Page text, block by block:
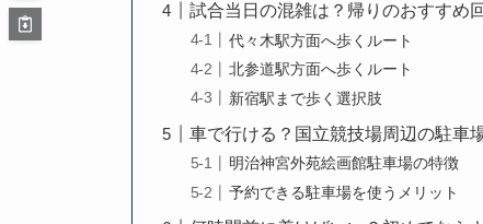
試合当日の混雑は？帰りのおすすめ
代々木駅方面へ歩くルート
北参道駅方面へ歩くルート
新宿駅まで歩く選択肢
車で行ける？国立競技場周辺の駐車
明治神宮外苑絵画館駐車場の特徴
予約できる駐車場を使うメリット